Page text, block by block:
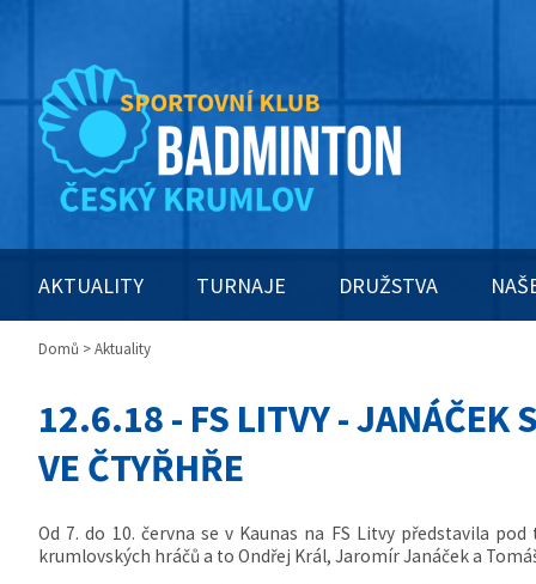
AKTUALITY TURNAJE DRUŽSTVA
Domů > Aktuality
12.6.18 - FS LITVY - JANÁČEK
VE ČTYŘHŘE
Od 7. do 10. června se v Kaunas na FS Litvy představila
krumlovských hráčů a to Ondřej Král, Jaromír Janáček a